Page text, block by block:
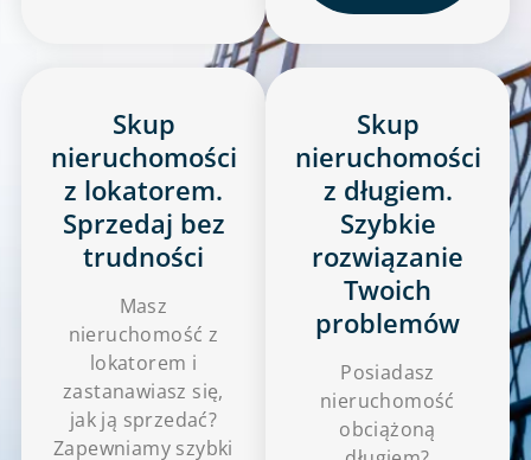
Skup
nieruchomości
z lokatorem.
Sprzedaj bez
trudności
Masz
nieruchomość z
lokatorem i
zastanawiasz się,
jak ją sprzedać?
Zapewniamy szybki
Skup
nieruchomości
z długiem.
Szybkie
rozwiązanie
Twoich
problemów
Posiadasz
nieruchomość
obciążoną